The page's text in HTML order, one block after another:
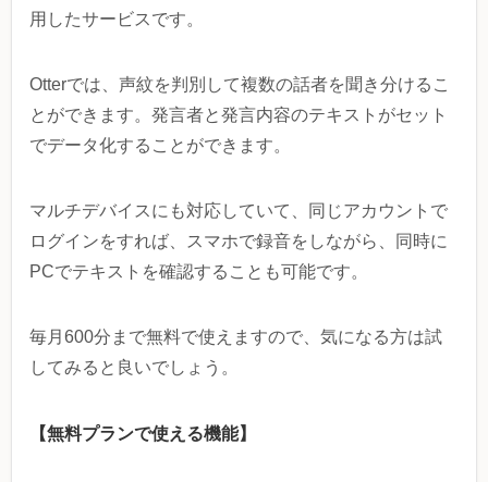
用したサービスです。
Otterでは、声紋を判別して複数の話者を聞き分けるこ
とができます。発言者と発言内容のテキストがセット
でデータ化することができます。
マルチデバイスにも対応していて、同じアカウントで
ログインをすれば、スマホで録音をしながら、同時に
PCでテキストを確認することも可能です。
毎月600分まで無料で使えますので、気になる方は試
してみると良いでしょう。
【無料プランで使える機能】